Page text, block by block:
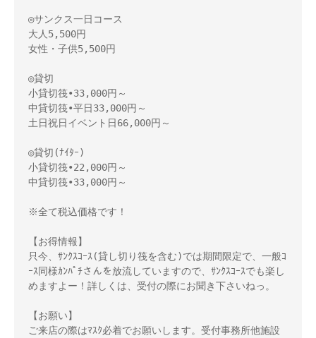
◎サンクス一日コース
大人5,500円
女性・子供5,500円
◎貸切
小貸切筏•33,000円～
中貸切筏•平日33,000円～
土日祝日イベント日66,000円～
◎貸切(ﾅｲﾀｰ)
小貸切筏•22,000円～
中貸切筏•33,000円～
※全て税込価格です！
【お得情報】
只今、ｻﾝｸｽｺｰｽ(貸し切り筏を含む)では期間限定で、一般ｺ
ｰｽ同様ｶﾝﾊﾟﾁさんを放流していますので、ｻﾝｸｽｺｰｽでも楽し
めますよー！詳しくは、受付の際にお聞き下さいねっ。
【お願い】
ご来店の際はﾏｽｸ必着でお願いします。受付事務所他施設